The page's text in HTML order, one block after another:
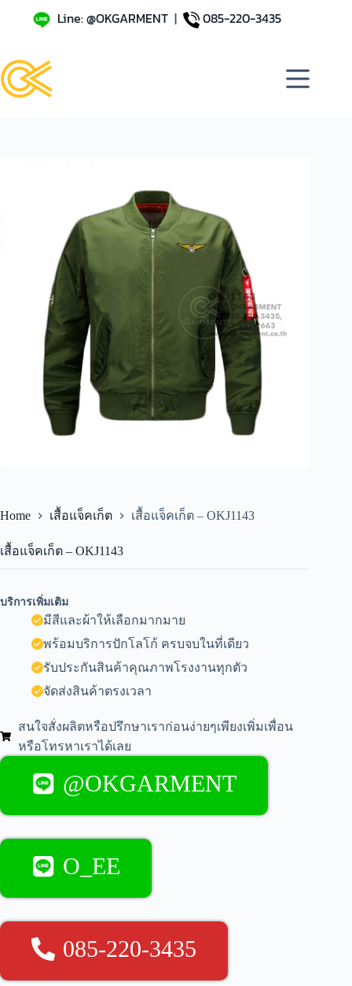
Line: @OKGARMENT| 085-220-3435
Home เสื้อแจ็คเก็ต เสื้อแจ็คเก็ต – OKJ1143
เสื้อแจ็คเก็ต – OKJ1143
บริการเพิ่มเติม
มีสีและผ้าให้เลือกมากมาย
พร้อมบริการปักโลโก้ ครบจบในที่เดียว
รับประกันสินค้าคุณภาพโรงงานทุกตัว
จัดส่งสินค้าตรงเวลา
สนใจสั่งผลิตหรือปรึกษาเราก่อนง่ายๆเพียงเพิ่มเพื่อน
หรือโทรหาเราได้เลย
@OKGARMENT
O_EE
085-220-3435